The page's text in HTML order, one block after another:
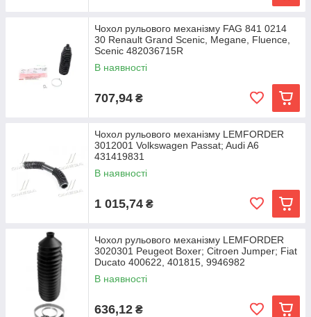
Чохол рульового механізму FAG 841 0214
30 Renault Grand Scenic, Megane, Fluence,
Scenic 482036715R
В наявності
707,94 ₴
Чохол рульового механізму LEMFORDER
3012001 Volkswagen Passat; Audi A6
431419831
В наявності
1 015,74 ₴
Чохол рульового механізму LEMFORDER
3020301 Peugeot Boxer; Citroen Jumper; Fiat
Ducato 400622, 401815, 9946982
В наявності
636,12 ₴